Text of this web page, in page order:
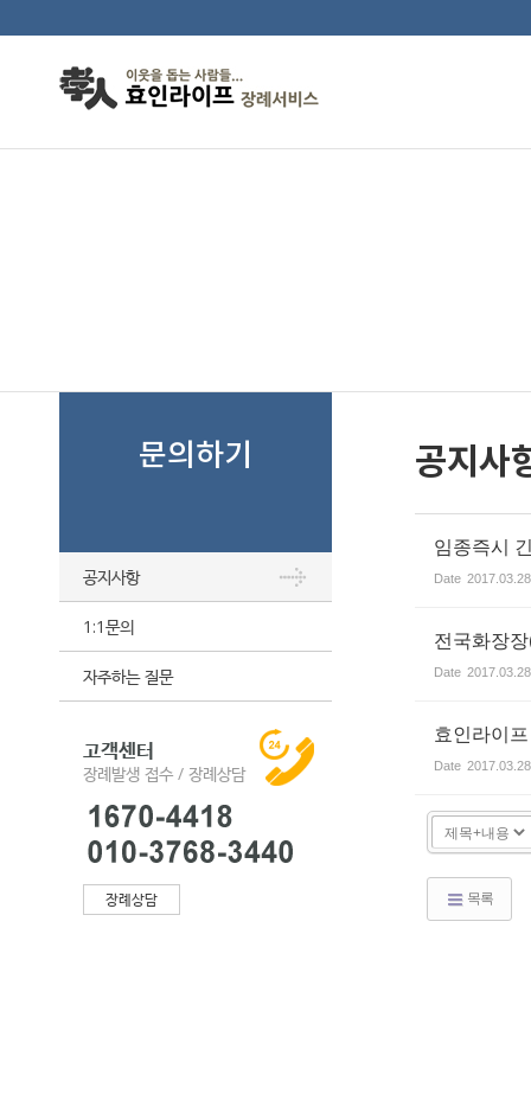
문의하기
공지사항
1:1문의
자주하는 질문
고객센터
장례상담
장례발생 접수 / 장례상담
공지사
임종즉시
Date 2017.03.28
전국화장
Date 2017.03.28
효인라이
Date 2017.03.28
목록